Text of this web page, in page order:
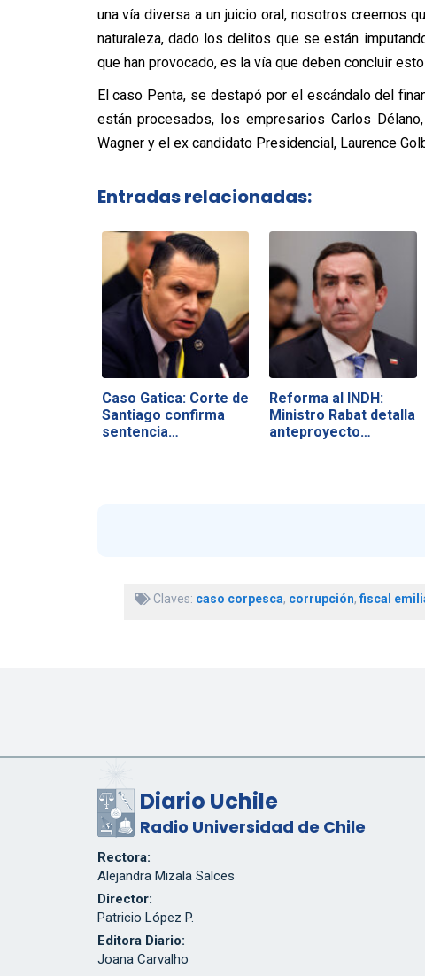
una vía diversa a un juicio oral, nosotros creemos
naturaleza, dado los delitos que se están
que han provocado, es la vía que deben concluir
El caso Penta, se destapó por el escándalo del
están procesados, los empresarios Carlos
Wagner y el ex candidato Presidencial, Laurence
Entradas relacionadas:
Caso Gatica: Corte de
Santiago confirma
sentencia…
Reforma al INDH:
Ministro Rabat detalla
anteproyecto…
Claves: caso corpesca, corrupción, fiscal
Diario Uchile
Radio Universidad de Chile
Rectora:
Alejandra Mizala Salces
Director:
Patricio López P.
Editora Diario:
Joana Carvalho